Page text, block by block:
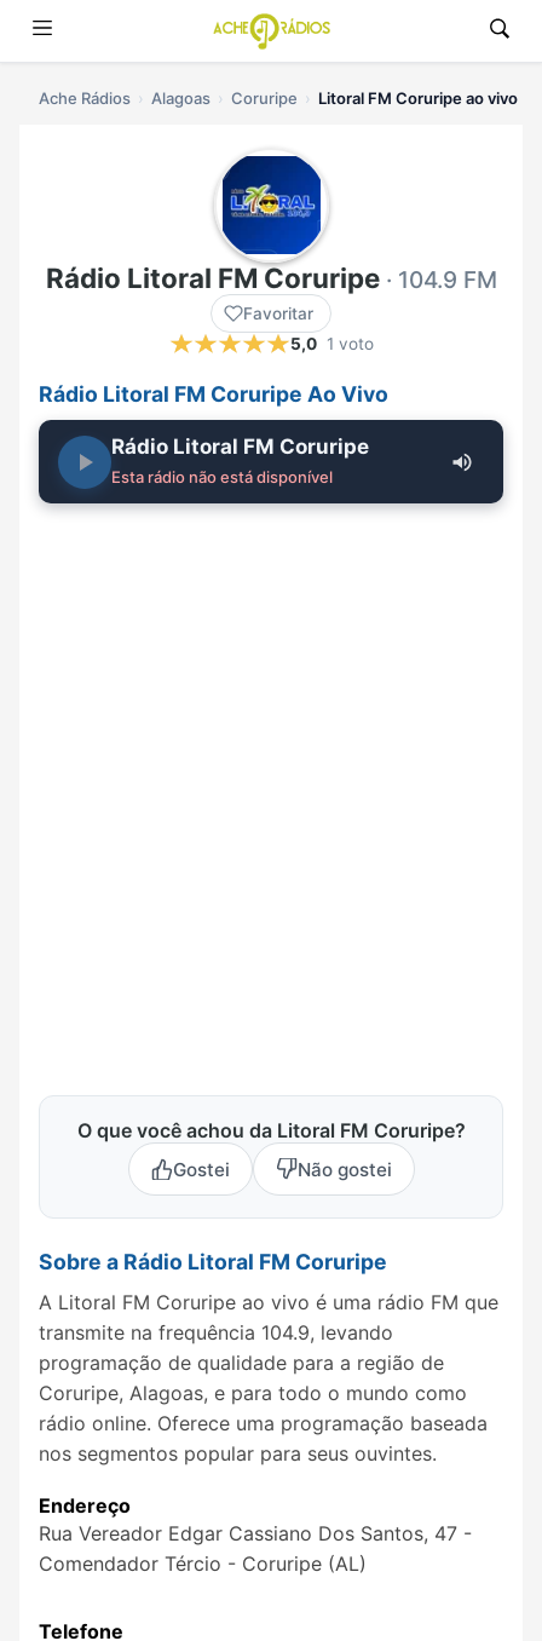
Ache Rádios Alagoas Coruripe Litoral FM Coruripe ao vivo
Rádio Litoral FM Coruripe· 104.9 FM
Favoritar
5,0 1 voto
Rádio Litoral FM Coruripe Ao Vivo
Rádio Litoral FM Coruripe
Esta rádio não está disponível
O que você achou da Litoral FM Coruripe?
Gostei Não gostei
Sobre a Rádio Litoral FM Coruripe
A Litoral FM Coruripe ao vivo é uma rádio FM que
transmite na frequência 104.9, levando
programação de qualidade para a região de
Coruripe, Alagoas, e para todo o mundo como
rádio online. Oferece uma programação baseada
nos segmentos popular para seus ouvintes.
Endereço
Rua Vereador Edgar Cassiano Dos Santos, 47 -
Comendador Tércio - Coruripe (AL)
Telefone